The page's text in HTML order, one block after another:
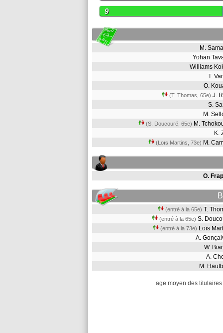
9
M.
Yohan
Williams
T.
O.
(T. Thomas, 65e) J.
S.
M.
(S. Doucouré, 65e) M.
K.
(Loïs Martins, 73e) M.
O.
(entré à la 65e) T.
(entré à la 65e) S.
(entré à la 73e) Loïs
A.
W.
A.
M.
age moyen des titulaires